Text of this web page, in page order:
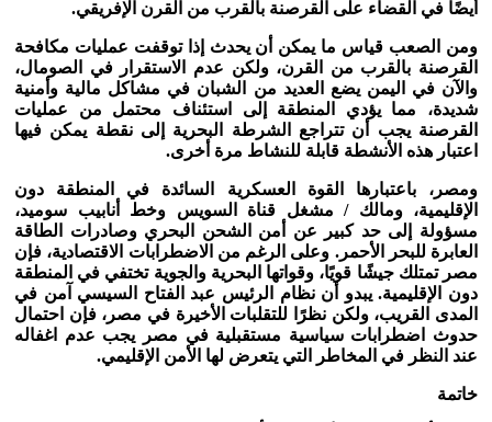
أيضًا في القضاء على القرصنة بالقرب من القرن الإفريقي.
ومن الصعب قياس ما يمكن أن يحدث إذا توقفت عمليات مكافحة
القرصنة بالقرب من القرن، ولكن عدم الاستقرار في الصومال،
والآن في اليمن يضع العديد من الشبان في مشاكل مالية وأمنية
شديدة، مما يؤدي المنطقة إلى استئناف محتمل من عمليات
القرصنة يجب أن تتراجع الشرطة البحرية إلى نقطة يمكن فيها
اعتبار هذه الأنشطة قابلة للنشاط مرة أخرى.
ومصر، باعتبارها القوة العسكرية السائدة في المنطقة دون
الإقليمية، ومالك / مشغل قناة السويس وخط أنابيب سوميد،
مسؤولة إلى حد كبير عن أمن الشحن البحري وصادرات الطاقة
العابرة للبحر الأحمر. وعلى الرغم من الاضطرابات الاقتصادية، فإن
مصر تمتلك جيشًا قويًا، وقواتها البحرية والجوية تختفي في المنطقة
دون الإقليمية.يبدو أن نظام الرئيس عبد الفتاح السيسي آمن في
المدى القريب، ولكن نظرًا للتقلبات الأخيرة في مصر، فإن احتمال
حدوث اضطرابات سياسية مستقبلية في مصر يجب عدم اغفاله
عند النظر في المخاطر التي يتعرض لها الأمن الإقليمي.
خاتمة